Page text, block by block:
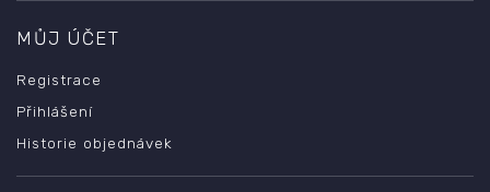
MŮJ ÚČET
Registrace
Přihlášení
Historie objednávek